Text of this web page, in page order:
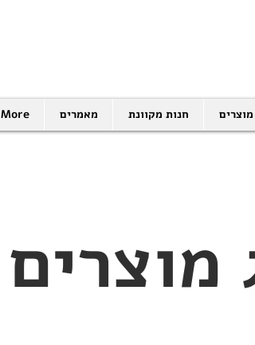
מוצרים חנות מקוונת מאמרים More...
מוצרים